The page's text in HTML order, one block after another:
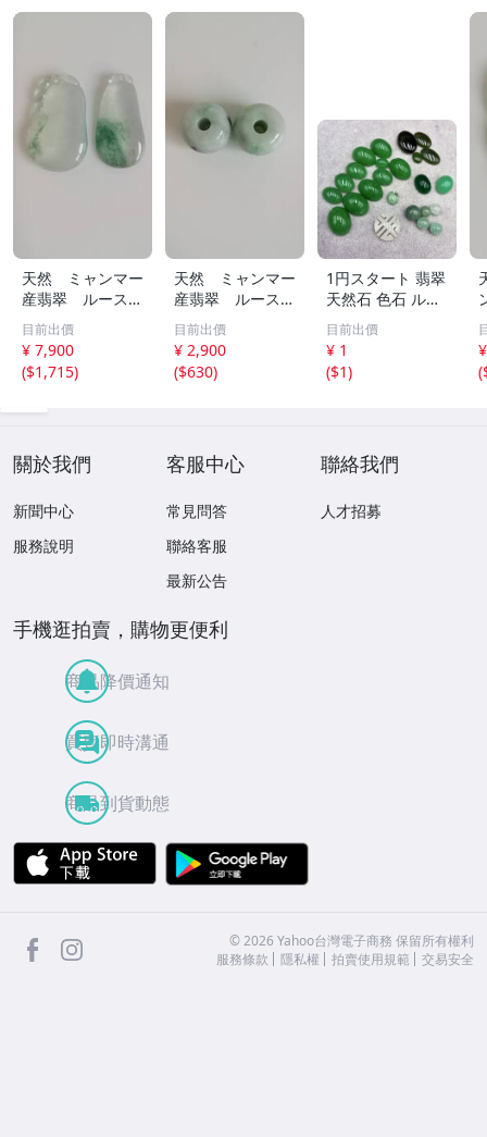
天然 ミャンマー
産翡翠 ルース
瓜 氷のように透
き通る 17ｘ8.5
ｘ2.4ｍｍ 3.5ct
と 17.6ｘ11
目前出價
¥ 7,900
($1,715)
天然 ミャンマー
産翡翠 ルース
18ｘ12.8ｍ
ｍ 40.5ct と
18.4ｘ13.3ｍｍ
43ct 注意事項
目前出價
¥ 2,900
($630)
1円スタート 翡翠
天然石 色石 ルー
ス まとめ 大量 ジ
ュエリー 宝石 総
重量約49.0g ヒス
イ HE0806ろ
目前出價
¥ 1
($1)
(
關於我們
新聞中心
服務說明
客服中心
常見問答
聯絡客服
最新公告
聯絡我們
人才招募
手機逛拍賣，購物更便利
商品降價通知
買賣即時溝通
商品到貨動態
APP Store
facebook ©2026 Yahoo台灣電子商務 保留所有權利
服務條款
隱私權 拍賣使用規範 交易安全